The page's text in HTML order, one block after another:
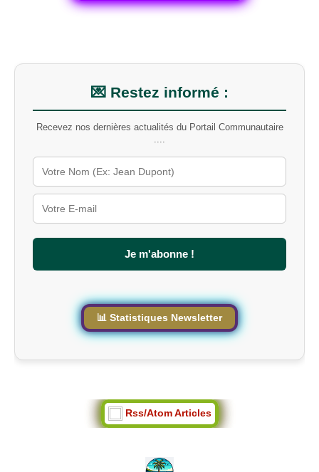
c
m
o
t
-
l
é
u
r
l
e
💌 Restez informé :
Recevez nos dernières actualités du Portail Communautaire
....
Je m'abonne !
📊 Statistiques Newsletter
Rss/Atom Articles